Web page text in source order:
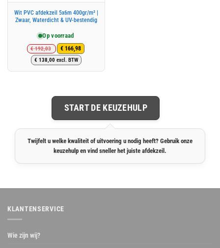
Wit PVC afdekzeil 5x6m 400gr/m² |
Zwaar, Waterdicht & UV-bestendig
Op voorraad
€192,03
Oorspronkelijke
prijs
was:
€ 166,98
Huidige
prijs
is:
€ 138,00 excl. BTW
START DE KEUZEHULP
Twijfelt u welke kwaliteit of uitvoering u nodig heeft? Gebruik onze
keuzehulp en vind sneller het juiste afdekzeil.
KLANTENSERVICE
Wie zijn wij?